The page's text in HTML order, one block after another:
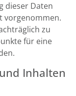
dieser Daten
vorgenommen.
zu
für eine
Inhalten